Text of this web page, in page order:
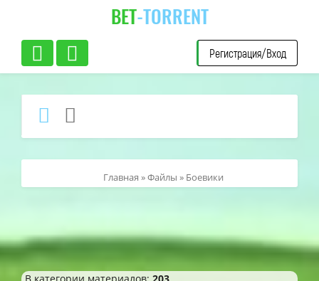
BET-TORRENT
Регистрация/Вход
Главная »Файлы » Боевики